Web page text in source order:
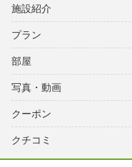
施設紹介
プラン
部屋
写真・動画
クーポン
クチコミ